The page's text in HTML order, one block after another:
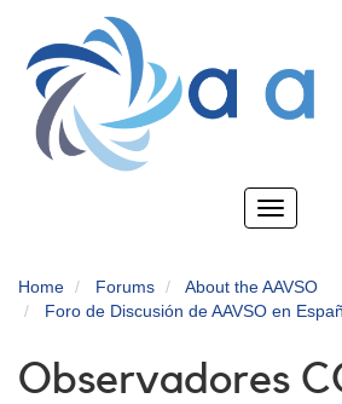
main
content
Toggle
Home Forums
About the AAVSO
Foro de Discusión de AAVSO en
Observadores